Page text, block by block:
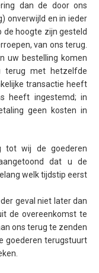
dan de door ons
onverwijld en in ieder
de hoogte zijn gesteld
van ons terug.
uw bestelling komen
terug met hetzelfde
transactie heeft
heeft ingestemd; in
geen kosten in
tot wij de goederen
dat u de
welk tijdstip eerst
geval niet later dan
de overeenkomst te
ons terug te zenden
goederen terugstuurt